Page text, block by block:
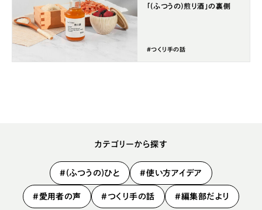
「(ふつうの)煎り酒」の裏側
#つくり手の話
カテゴリーから探す
#(ふつうの)ひと #使い方アイデア
#愛用者の声 #つくり手の話 #編集部だより